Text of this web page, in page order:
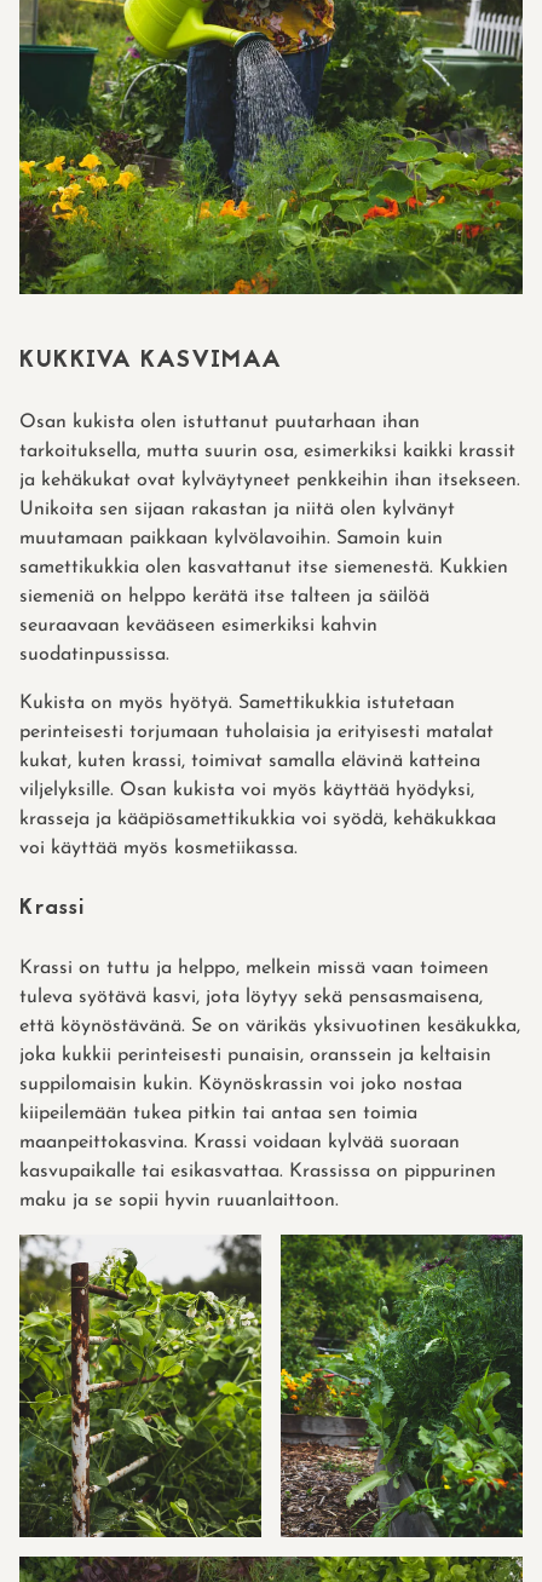
KUKKIVA KASVIMAA
Osan kukista olen istuttanut puutarhaan ihan
tarkoituksella, mutta suurin osa, esimerkiksi kaikki krassit
ja kehäkukat ovat kylväytyneet penkkeihin ihan itsekseen.
Unikoita sen sijaan rakastan ja niitä olen kylvänyt
muutamaan paikkaan kylvölavoihin. Samoin kuin
samettikukkia olen kasvattanut itse siemenestä. Kukkien
siemeniä on helppo kerätä itse talteen ja säilöä
seuraavaan kevääseen esimerkiksi kahvin
suodatinpussissa.
Kukista on myös hyötyä. Samettikukkia istutetaan
perinteisesti torjumaan tuholaisia ja erityisesti matalat
kukat, kuten krassi, toimivat samalla elävinä katteina
viljelyksille. Osan kukista voi myös käyttää hyödyksi,
krasseja ja kääpiösamettikukkia voi syödä, kehäkukkaa
voi käyttää myös kosmetiikassa.
Krassi
Krassi on tuttu ja helppo, melkein missä vaan toimeen
tuleva syötävä kasvi, jota löytyy sekä pensasmaisena,
että köynöstävänä. Se on värikäs yksivuotinen kesäkukka,
joka kukkii perinteisesti punaisin, oranssein ja keltaisin
suppilomaisin kukin. Köynöskrassin voi joko nostaa
kiipeilemään tukea pitkin tai antaa sen toimia
maanpeittokasvina. Krassi voidaan kylvää suoraan
kasvupaikalle tai esikasvattaa. Krassissa on pippurinen
maku ja se sopii hyvin ruuanlaittoon.